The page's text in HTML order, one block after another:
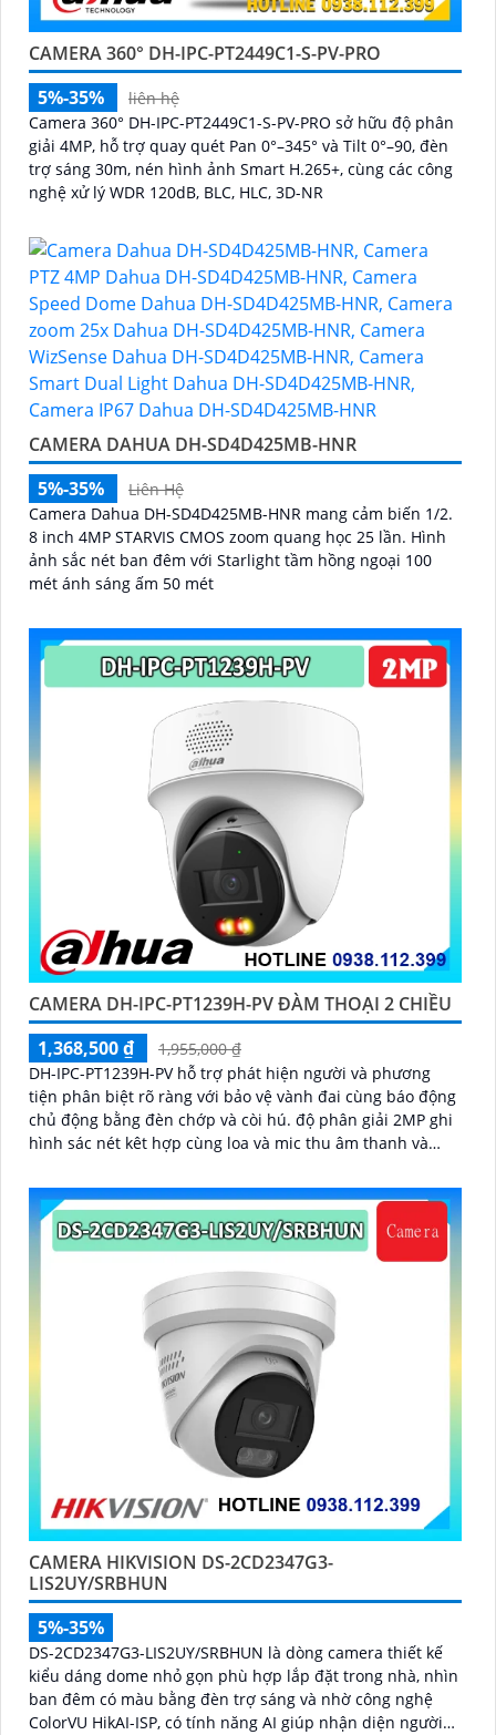
CAMERA 360° DH-IPC-PT2449C1-S-PV-PRO
5%-35%
liên hệ
Camera 360° DH-IPC-PT2449C1-S-PV-PRO sở hữu độ phân
giải 4MP, hỗ trợ quay quét Pan 0°–345° và Tilt 0°–90, đèn
trợ sáng 30m, nén hình ảnh Smart H.265+, cùng các công
nghệ xử lý WDR 120dB, BLC, HLC, 3D-NR
CAMERA DAHUA DH-SD4D425MB-HNR
5%-35%
Liên Hệ
Camera Dahua DH-SD4D425MB-HNR mang cảm biến 1/2.
8 inch 4MP STARVIS CMOS zoom quang học 25 lần. Hình
ảnh sắc nét ban đêm với Starlight tầm hồng ngoại 100
mét ánh sáng ấm 50 mét
CAMERA DH-IPC-PT1239H-PV ĐÀM THOẠI 2 CHIỀU
1,368,500 ₫
1,955,000 ₫
DH-IPC-PT1239H-PV hỗ trợ phát hiện người và phương
tiện phân biệt rõ ràng với bảo vệ vành đai cùng báo động
chủ động bằng đèn chớp và còi hú. độ phân giải 2MP ghi
hình sác nét kêt hợp cùng loa và mic thu âm thanh và
CAMERA HIKVISION DS-2CD2347G3-
LIS2UY/SRBHUN
5%-35%
DS-2CD2347G3-LIS2UY/SRBHUN là dòng camera thiết kế
kiểu dáng dome nhỏ gọn phù hợp lắp đặt trong nhà, nhìn
ban đêm có màu bằng đèn trợ sáng và nhờ công nghệ
ColorVU HikAI-ISP, có tính năng AI giúp nhận diện người